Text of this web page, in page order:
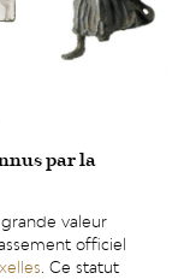
par la
valeur
officiel
. Ce statut